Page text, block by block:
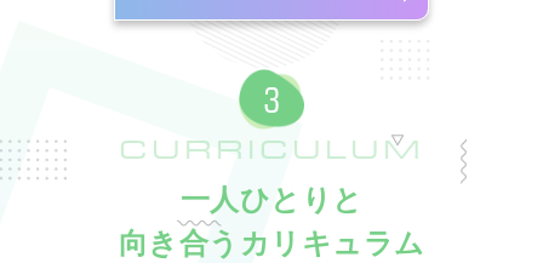
CURRICULUM
一人ひとりと
向き合うカリキュラム